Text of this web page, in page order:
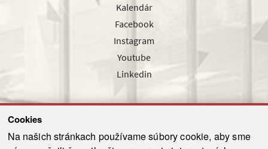
Cookies
Na našich stránkach používame súbory cookie, aby sme
Kalendár
Facebook
Instagram
Youtube
Linkedin